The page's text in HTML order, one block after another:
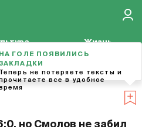
Жизнь
Футбол
но Смолов не забил
НА ГОЛЕ ПОЯВИЛИСЬ
Теперь не потеряете тексты и
все в удобное